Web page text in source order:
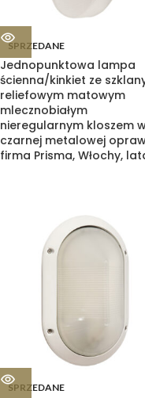
SPRZEDANE
Jednopunktowa lampa
ścienna/kinkiet ze
reliefowym matowym
mlecznobiałym
nieregularnym kloszem
czarnej metalowej
firma Prisma, Włochy,
SPRZEDANE